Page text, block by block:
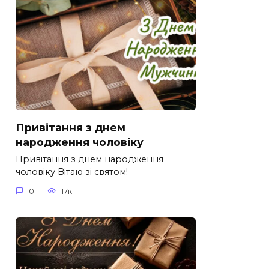
Привітання з днем
народження чоловіку
Привітання з днем народження
чоловіку Вітаю зі святом!
0 17к.